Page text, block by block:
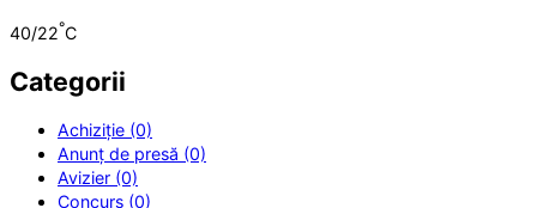
40/22°C
Categorii
Achiziție (0)
Anunț de presă (0)
Avizier (0)
Concurs (0)